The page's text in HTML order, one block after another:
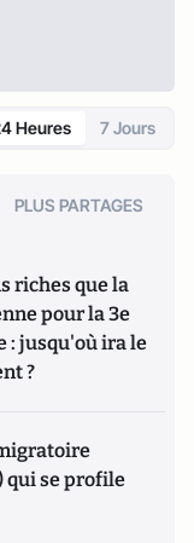
Heures 7 Jours
PLUS PARTAGES
riches que la
pour la 3e
: jusqu'où ira le
?
qui se profile